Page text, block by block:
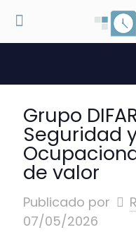
Grupo
Seguridad
de valor
Publicado por
07/05/2026